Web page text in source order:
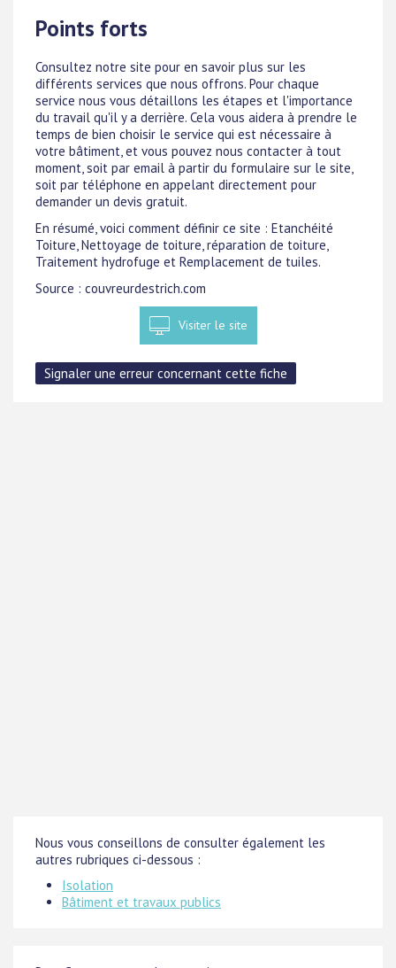
Points forts
Consultez notre site pour en savoir plus sur les
différents services que nous offrons. Pour chaque
service nous vous détaillons les étapes et l'importance
du travail qu'il y a derrière. Cela vous aidera à prendre le
temps de bien choisir le service qui est nécessaire à
votre bâtiment, et vous pouvez nous contacter à tout
moment, soit par email à partir du formulaire sur le site,
soit par téléphone en appelant directement pour
demander un devis gratuit.
En résumé, voici comment définir ce site : Etanchéité
Toiture, Nettoyage de toiture, réparation de toiture,
Traitement hydrofuge et Remplacement de tuiles.
Source : couvreurdestrich.com
Visiter le site
Nous vous conseillons de consulter également les
autres rubriques ci-dessous :
Isolation
Bâtiment et travaux publics